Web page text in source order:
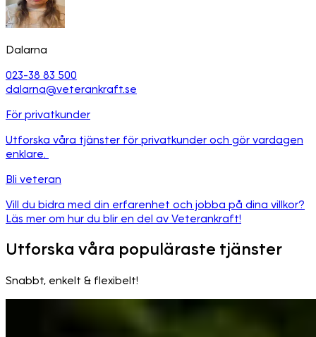
Dalarna
023-38 83 500
dalarna@veterankraft.se
För privatkunder
Utforska våra tjänster för privatkunder och gör vardagen
enklare.
Bli veteran
Vill du bidra med din erfarenhet och jobba på dina villkor?
Läs mer om hur du blir en del av Veterankraft!
Utforska våra populäraste tjänster
Snabbt, enkelt & flexibelt!